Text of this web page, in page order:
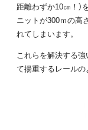
距離わずか10㎝！
ニットが300ｍの高
れてしまいます。
これらを解決する強
て揚重するレールの